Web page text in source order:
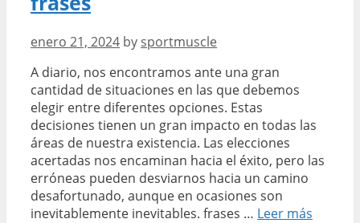
nuestro
web
enero 21, 2024 by sportmuscle
A diario, nos encontramos ante una gran
cantidad de situaciones en las que debemos
elegir entre diferentes opciones. Estas
decisiones tienen un gran impacto en todas las
áreas de nuestra existencia. Las elecciones
acertadas nos encaminan hacia el éxito, pero las
erróneas pueden desviarnos hacia un camino
desafortunado, aunque en ocasiones son
inevitablemente inevitables. frases … Leer más